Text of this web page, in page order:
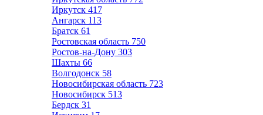
Иркутск 417
Ангарск 113
Братск 61
Ростовская область 750
Ростов-на-Дону 303
Шахты 66
Волгодонск 58
Новосибирская область 723
Новосибирск 513
Бердск 31